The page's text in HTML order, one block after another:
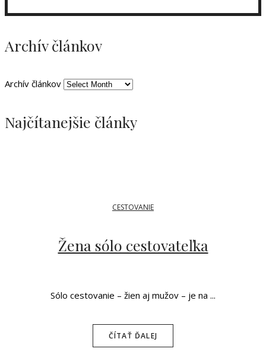
Archív článkov
Archív článkov
Najčítanejšie články
CESTOVANIE
Žena sólo cestovateľka
Sólo cestovanie – žien aj mužov – je na ...
ČÍTAŤ ĎALEJ